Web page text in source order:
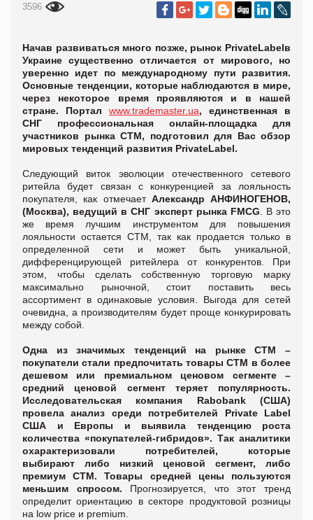
3596
Начав развиваться много позже, рынок PrivateLabelв
Украине существенно отличается от мирового, но
уверенно идет по международному пути развития.
Основные тенденции, которые наблюдаются в мире,
через некоторое время проявляются и в нашей
стране. Портал www.trademaster.ua, единственная в
СНГ профессиональная онлайн-площадка для
участников рынка СТМ, подготовил для Вас обзор
мировых тенденций развития PrivateLabel.
Следующий виток эволюции отечественного сетевого
ритейла будет связан с конкуренцией за лояльность
покупателя, как отмечаетАлександр АНФИНОГЕНОВ,
(Москва), ведущий в СНГ эксперт рынка FMCG . В это
же время лучшим инструментом для повышения
лояльности остается СТМ, так как продается только в
определенной сети и может быть уникальной,
дифференцирующей ритейлера от конкурентов. При
этом, чтобы сделать собственную торговую марку
максимально рыночной, стоит поставить весь
ассортимент в одинаковые условия. Выгода для сетей
очевидна, а производителям будет проще конкурировать
между собой.
Одна из значимых тенденций на рынке СТМ –
покупатели стали предпочитать товары СТМ в более
дешевом или премиальном ценовом сегменте –
средний ценовой сегмент теряет популярность.
Исследовательская компания Rabobank (США)
провела анализ среди потребителей Private Label
США и Европы и выявила тенденцию роста
количества «покупателей-гибридов». Так аналитики
охарактеризовали потребителей, которые
выбирают либо низкий ценовой сегмент, либо
премиум СТМ. Товары средней цены пользуются
меньшим спросом. Прогнозируется, что этот тренд
определит ориентацию в секторе продуктовой розницы
на low price и premium.